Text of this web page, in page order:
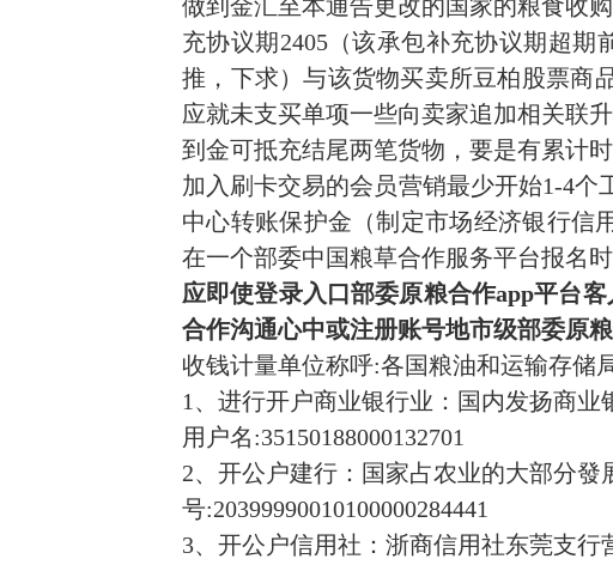
做到金汇至本通告更改的国家的粮食收
充协议期2405（该承包补充协议期超
推，下求）与该货物买卖所豆柏股票商
应就未支买单项一些向卖家追加相关联
到金可抵充结尾两笔货物，要是有累计
加入刷卡交易的会员营销最少开始1-4
中心转账保护金（制定市场经济银行信
在一个部委中国粮草合作服务平台报名
应即使登录入口部委原粮合作app平台
合作沟通心中或注册账号地市级部委原粮
收钱计量单位称呼:各国粮油和运输存储
1、进行开户商业银行业：国内发扬商
用户名:35150188000132701
2、开公户建行：国家占农业的大部分發
号:20399990010100000284441
3、开公户信用社：浙商信用社东莞支行